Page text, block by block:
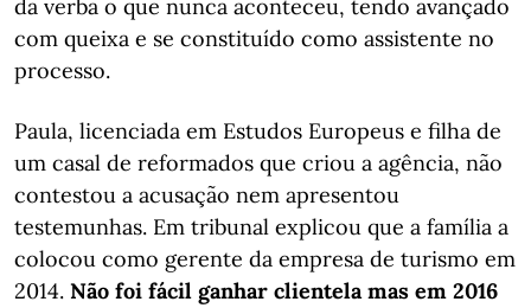
da verba o que nunca aconteceu, tendo avançado
com queixa e se constituído como assistente no
processo.
Paula, licenciada em Estudos Europeus e filha de
um casal de reformados que criou a agência, não
contestou a acusação nem apresentou
testemunhas. Em tribunal explicou que a família a
colocou como gerente da empresa de turismo em
2014. Não foi fácil ganhar clientela mas em 2016